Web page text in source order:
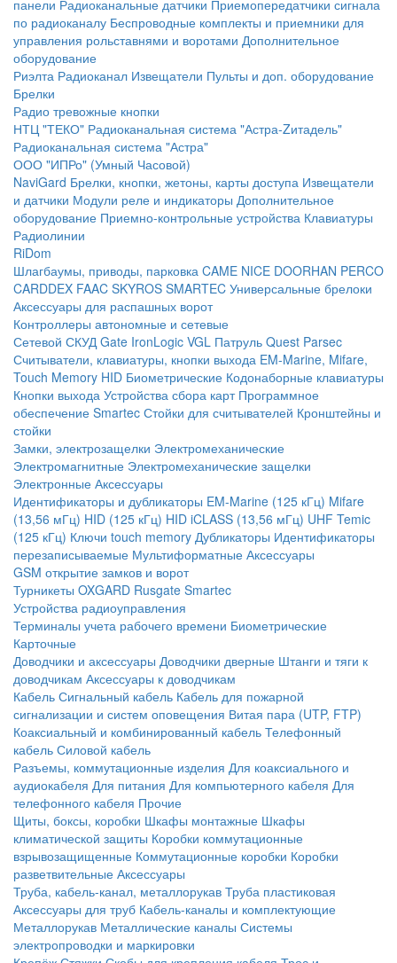
панели Радиоканальные датчики Приемопередатчики сигнала
по радиоканалу Беспроводные комплекты и приемники для
управления рольставнями и воротами Дополнительное
оборудование
Риэлта Радиоканал Извещатели Пульты и доп. оборудование
Брелки
Радио тревожные кнопки
НТЦ "ТЕКО" Радиоканальная система "Астра-Zитадель"
Радиоканальная система "Астра"
ООО "ИПРо" (Умный Часовой)
NaviGard Брелки, кнопки, жетоны, карты доступа Извещатели
и датчики Модули реле и индикаторы Дополнительное
оборудование Приемно-контрольные устройства Клавиатуры
Радиолинии
RiDom
Шлагбаумы, приводы, парковка CAME NICE DOORHAN PERCO
CARDDEX FAAC SKYROS SMARTEC Универсальные брелоки
Аксессуары для распашных ворот
Контроллеры автономные и сетевые
Сетевой СКУД Gate IronLogic VGL Патруль Quest Parsec
Считыватели, клавиатуры, кнопки выхода EM-Marine, Mifare,
Touch Memory HID Биометрические Кодонаборные клавиатуры
Кнопки выхода Устройства сбора карт Программное
обеспечение Smartec Стойки для считывателей Кронштейны и
стойки
Замки, электрозащелки Электромеханические
Электромагнитные Электромеханические защелки
Электронные Аксессуары
Идентификаторы и дубликаторы EM-Marine (125 кГц) Mifare
(13,56 мГц) HID (125 кГц) HID iCLASS (13,56 мГц) UHF Temic
(125 кГц) Ключи touch memory Дубликаторы Идентификаторы
перезаписываемые Мультиформатные Аксессуары
GSM открытие замков и ворот
Турникеты OXGARD Rusgate Smartec
Устройства радиоуправления
Терминалы учета рабочего времени Биометрические
Карточные
Доводчики и аксессуары Доводчики дверные Штанги и тяги к
доводчикам Аксессуары к доводчикам
Кабель Сигнальный кабель Кабель для пожарной
сигнализации и систем оповещения Витая пара (UTP, FTP)
Коаксиальный и комбинированный кабель Телефонный
кабель Силовой кабель
Разъемы, коммутационные изделия Для коаксиального и
аудиокабеля Для питания Для компьютерного кабеля Для
телефонного кабеля Прочие
Щиты, боксы, коробки Шкафы монтажные Шкафы
климатической защиты Коробки коммутационные
взрывозащищенные Коммутационные коробки Коробки
разветвительные Аксессуары
Труба, кабель-канал, металлорукав Труба пластиковая
Аксессуары для труб Кабель-каналы и комплектующие
Металлорукав Металлические каналы Системы
электропроводки и маркировки